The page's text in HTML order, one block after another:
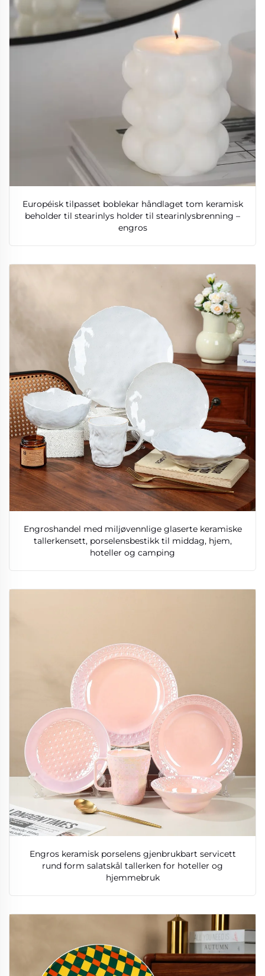
Européisk tilpasset boblekar håndlaget tom keramisk
beholder til stearinlys holder til stearinlysbrenning –
engros
Engroshandel med miljøvennlige glaserte keramiske
tallerkensett, porselensbestikk til middag, hjem,
hoteller og camping
Engros keramisk porselens gjenbrukbart servicett
rund form salatskål tallerken for hoteller og
hjemmebruk